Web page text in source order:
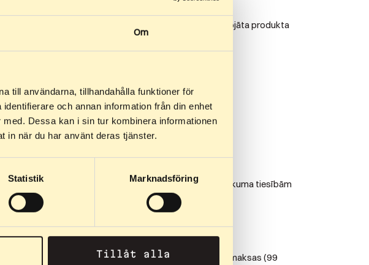
Om
till användarna, tillhandahålla funktioner för
och annan information från din enhet
Dessa kan i sin tur kombinera informationen
in när du har använt deras tjänster.
Statistik Marknadsföring
Tillåt alla
oriģinālajā iepakojumā.
salīdzinājumā ar sākotnējo vērtību lietota vai bojāta produkta
skrituļslēpēm ar stiprinājumiem.
akcents atbilstoši jūsu vēlmēm.
Plašāku informāciju par likumā noteiktajām atteikuma tiesībām
Klarna starpniecību, atskaitot atpakaļnosūtīšanas izmaksas (99